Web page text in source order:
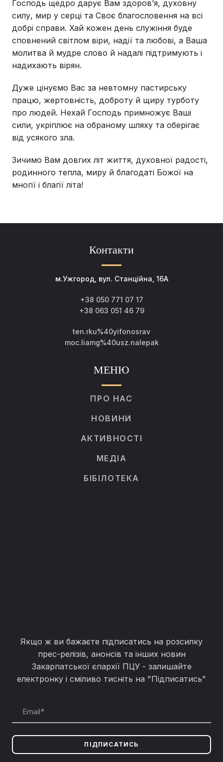
Господь щедро дарує Вам здоров’я, духовну
силу, мир у серці та Своє благословення на всі
добрі справи. Хай кожен день служіння буде
сповнений світлом віри, надії та любові, а Ваша
молитва й мудре слово й надалі підтримують і
надихають вірян.
Дуже цінуємо Вас за невтомну пастирську
працю, жертовність, доброту й щиру турботу
про людей. Нехай Господь примножує Ваші
сили, укріплює на обраному шляху та оберігає
від усякого зла.
Зичимо Вам довгих літ життя, духовної радості,
родинного тепла, миру й благодаті Божої на
многії і благії літа!
Контакти
м.Ужгород, вул. Станційна, 16А
+38 050 771 07 17
+38 063 051 46 79
ten.rku%40yifonosrav
moc.liamg%40usz.nalepak
МЕНЮ
ПРО НАС
НОВИНИ
АКТИВНОСТІ
МЕДІА
БІБІЛОТЕКА
Якщо ж ви бажаєте підписатись на розсилку
прес-релізів, анонсів та інших новин
Закарпатської єпархії ПЦУ - залишайте
електронку і сміливо тисніть на "Підписатись"
ПІДПИСАТИСЬ